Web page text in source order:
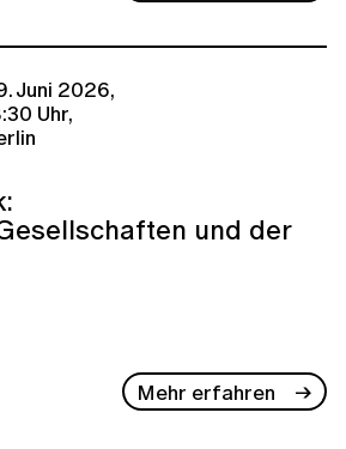
Juni 2026,
Uhr,
und der
Mehr erfahren